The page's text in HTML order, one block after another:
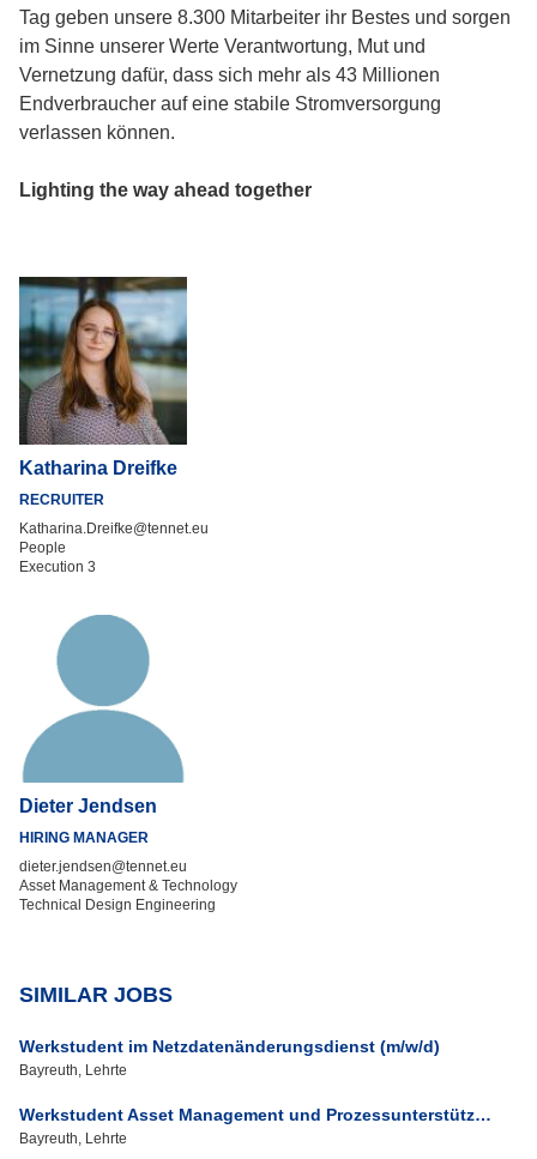
Tag geben unsere 8.300 Mitarbeiter ihr Bestes und sorgen
im Sinne unserer Werte Verantwortung, Mut und
Vernetzung dafür, dass sich mehr als 43 Millionen
Endverbraucher auf eine stabile Stromversorgung
verlassen können.
Lighting the way ahead together
Katharina Dreifke
RECRUITER
Katharina.Dreifke@tennet.eu
People
Execution 3
Dieter Jendsen
HIRING MANAGER
dieter.jendsen@tennet.eu
Asset Management & Technology
Technical Design Engineering
SIMILAR JOBS
Werkstudent im Netzdatenänderungsdienst (m/w/d)
Bayreuth, Lehrte
Werkstudent Asset Management und Prozessunterstützung (m/w/d)
Bayreuth, Lehrte